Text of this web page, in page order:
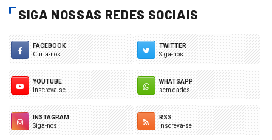
SIGA NOSSAS REDES SOCIAIS
FACEBOOK
Curta-nos
TWITTER
Siga-nos
YOUTUBE
Inscreva-se
WHATSAPP
sem dados
INSTAGRAM
Siga-nos
RSS
Inscreva-se